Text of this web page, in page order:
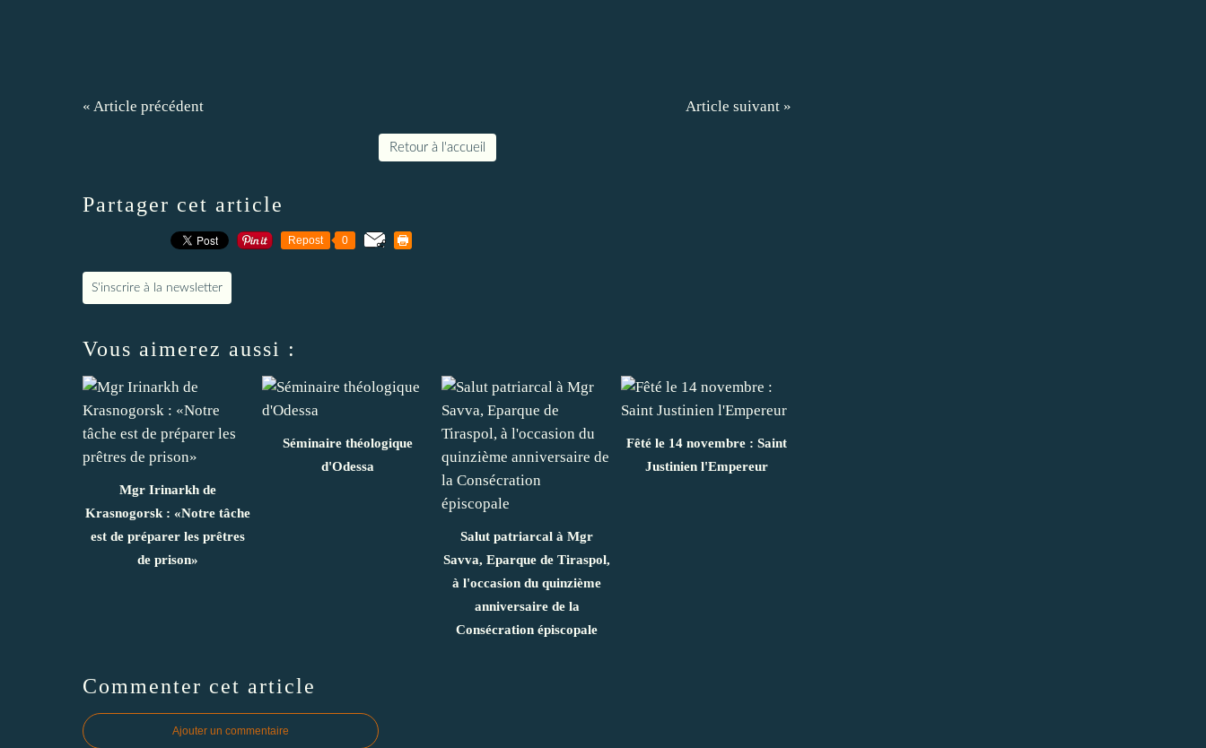
« Article précédent Article suivant »
Retour à l'accueil
Partager cet article
Repost 0
S'inscrire à la newsletter
Vous aimerez aussi :
Mgr Irinarkh de
Krasnogorsk : «Notre tâche
est de préparer les prêtres
de prison»
Séminaire théologique
d'Odessa
Salut patriarcal à Mgr
Savva, Eparque de Tiraspol,
à l'occasion du quinzième
anniversaire de la
Consécration épiscopale
Fêté le 14 novembre : Saint
Justinien l'Empereur
Commenter cet article
Ajouter un commentaire